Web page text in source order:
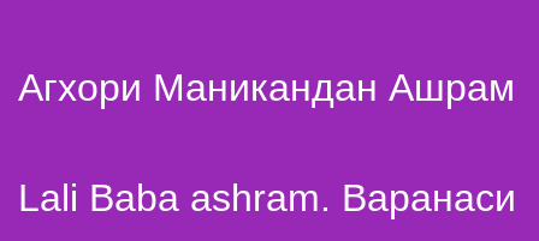
Агхори Маникандан Ашрам
Lali Baba ashram. Варанаси